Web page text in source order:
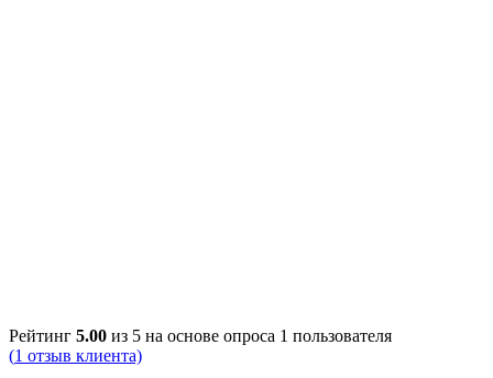
Рейтинг 5.00 из 5 на основе опроса 1 пользователя
(1 отзыв клиента)